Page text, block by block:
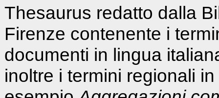
Thesaurus redatto dalla
Firenze contenente i
documenti in lingua
inoltre i termini regionali